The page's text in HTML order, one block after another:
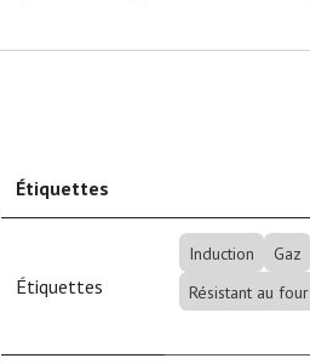
Étiquettes
Étiquettes
Induction Gaz
Résistant au four